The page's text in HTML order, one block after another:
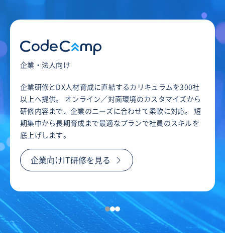
企業・法人向け
企業研修とDX人材育成に直結するカリキュラムを300社
以上へ提供。 オンライン／対面環境のカスタマイズから
研修内容まで、企業のニーズに合わせて柔軟に対応。 短
期集中から長期育成まで最適なプランで社員のスキルを
底上げします。
企業向けIT研修を見る